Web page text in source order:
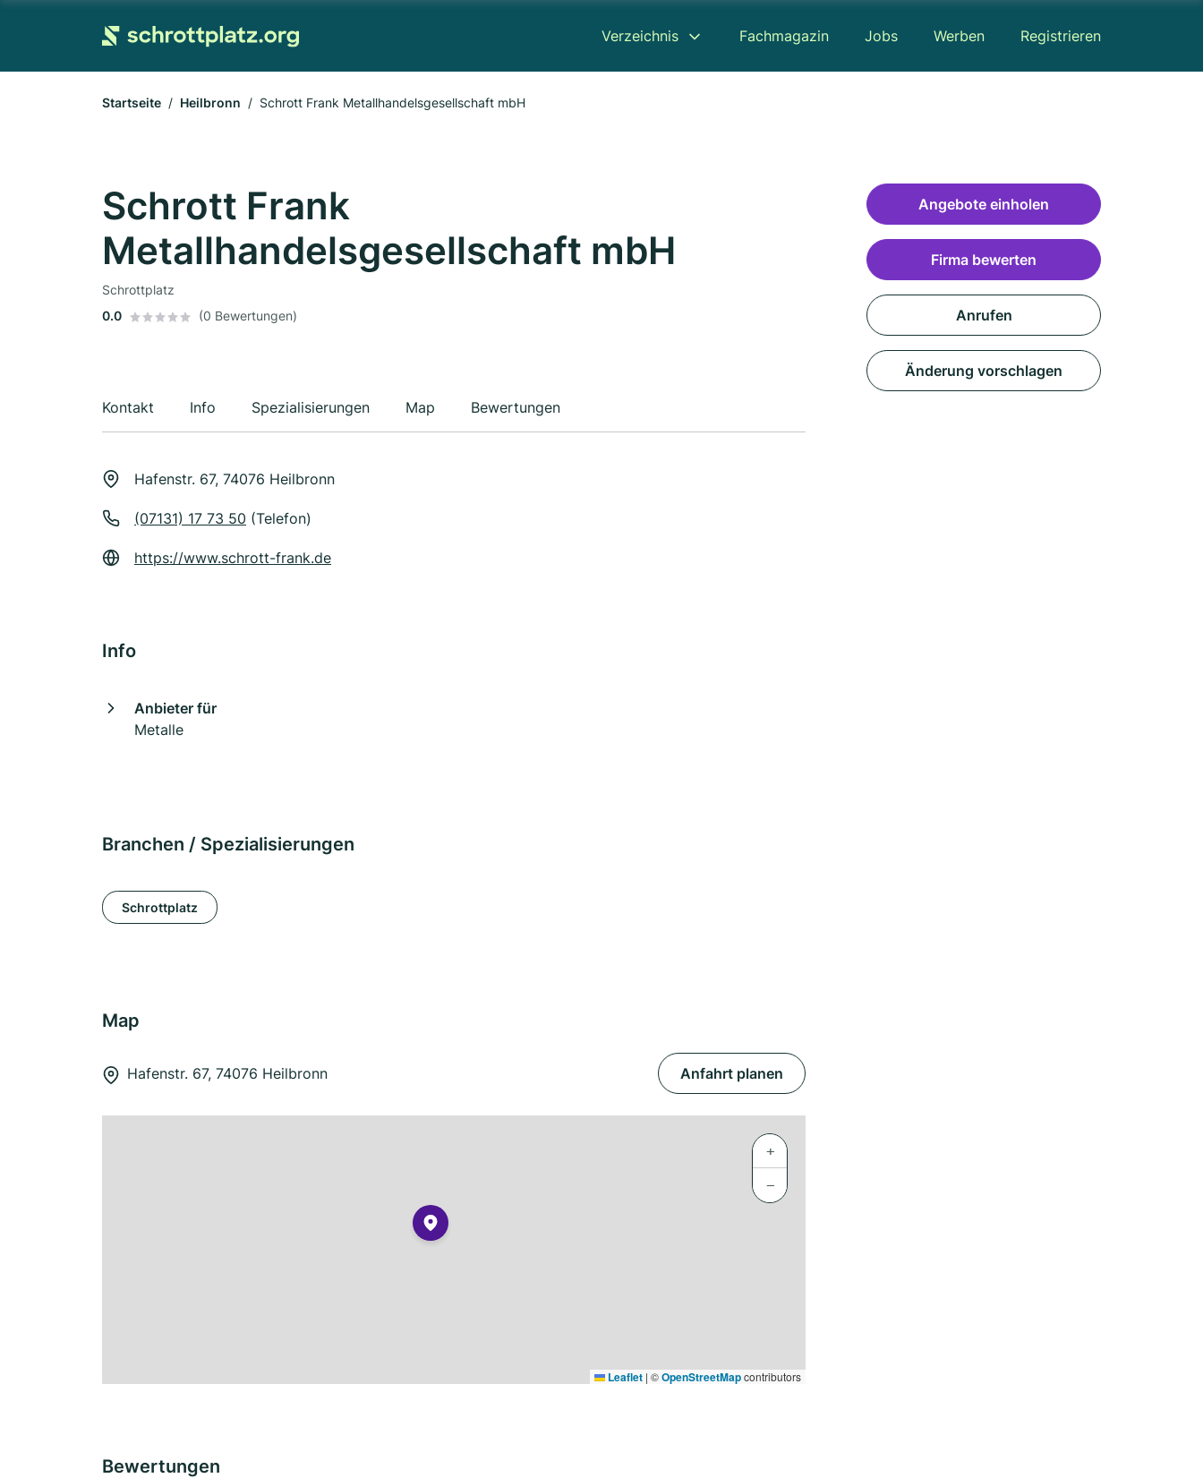
Verzeichnis Fachmagazin Jobs Werben Registrieren
Startseite Heilbronn Schrott Frank Metallhandelsgesellschaft mbH
Schrott Frank
Metallhandelsgesellschaft mbH
Schrottplatz
0.0
(0 Bewertungen)
Kontakt Info Spezialisierungen Map Bewertungen
Hafenstr. 67, 74076 Heilbronn
(07131) 17 73 50 (Telefon)
https://www.schrott-frank.de
Info
Anbieter für
Metalle
Branchen / Spezialisierungen
Schrottplatz
Map
Hafenstr. 67, 74076 Heilbronn Anfahrt planen
+
−
Leaflet | ©OpenStreetMapcontributors
Bewertungen
Angebote einholen
Firma bewerten
Anrufen
Änderung vorschlagen